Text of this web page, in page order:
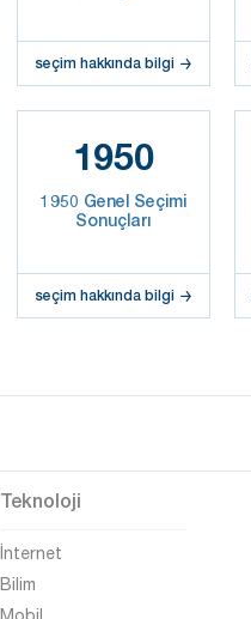
seçim hakkında bilgi
1950
1950 Genel Seçimi
Sonuçları
seçim hakkında bilgi
Teknoloji
İnternet
Bilim